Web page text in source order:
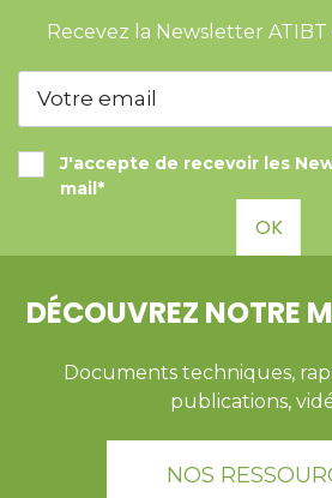
Recevez la Newsletter
J'accepte de recevoir les
mail*
OK
DÉCOUVREZ NOTRE
Documents techniques,
publications,
NOS